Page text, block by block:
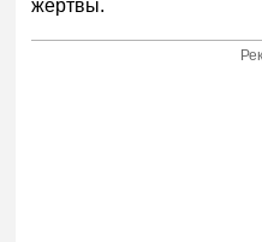
жертвы.